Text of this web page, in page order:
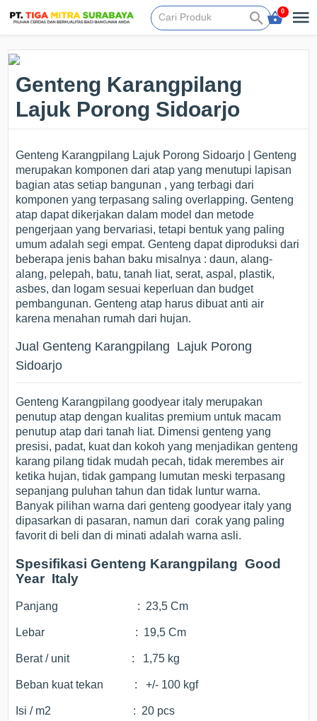
0
Genteng Karangpilang
Lajuk Porong Sidoarjo
Genteng Karangpilang Lajuk Porong Sidoarjo | Genteng
merupakan komponen dari atap yang menutupi lapisan
bagian atas setiap bangunan , yang terbagi dari
komponen yang terpasang saling overlapping. Genteng
atap dapat dikerjakan dalam model dan metode
pengerjaan yang bervariasi, tetapi bentuk yang paling
umum adalah segi empat. Genteng dapat diproduksi dari
beberapa jenis bahan baku misalnya : daun, alang-
alang, pelepah, batu, tanah liat, serat, aspal, plastik,
asbes, dan logam sesuai keperluan dan budget
pembangunan. Genteng atap harus dibuat anti air
karena menahan rumah dari hujan.
Jual Genteng Karangpilang Lajuk Porong
Sidoarjo
Genteng Karangpilang goodyear italy merupakan
penutup atap dengan kualitas premium untuk macam
penutup atap dari tanah liat. Dimensi genteng yang
presisi, padat, kuat dan kokoh yang menjadikan genteng
karang pilang tidak mudah pecah, tidak merembes air
ketika hujan, tidak gampang lumutan meski terpasang
sepanjang puluhan tahun dan tidak luntur warna.
Banyak pilihan warna dari genteng goodyear italy yang
dipasarkan di pasaran, namun dari corak yang paling
favorit di beli dan di minati adalah warna asli.
Spesifikasi Genteng Karangpilang Good
Year Italy
Panjang : 23,5 Cm
Lebar : 19,5 Cm
Berat / unit : 1,75 kg
Beban kuat tekan : +/- 100 kgf
Isi / m2 : 20 pcs